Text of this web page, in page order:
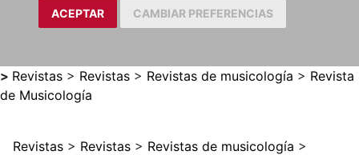
ACEPTAR CAMBIAR PREFERENCIAS
> Revistas > Revistas > Revistas de musicología > Revista
de Musicología
Revistas > Revistas > Revistas de musicología >